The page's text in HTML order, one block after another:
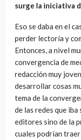
surge la iniciativa
Eso se daba en el
perder lectoría y
Entonces, a nivel
convergencia de
redacción muy
desarrollar cosas
tema de la
de las redes que
editores sino de la
cuales podrían